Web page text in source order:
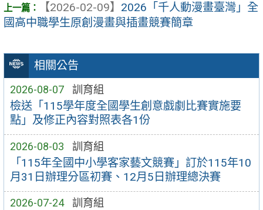
相關公告
2026-08-07 訓育組
檢送「115學年度全國學生創意戲劇比賽實施要
點」及修正內容對照表各1份
2026-08-03 訓育組
「115年全國中小學客家藝文競賽」訂於115年10
月31日辦理分區初賽、12月5日辦理總決賽
2026-07-24 訓育組
【2026-02-09】 2026「千人動漫畫臺灣」全
國高中職學生原創漫畫與插畫競賽簡章